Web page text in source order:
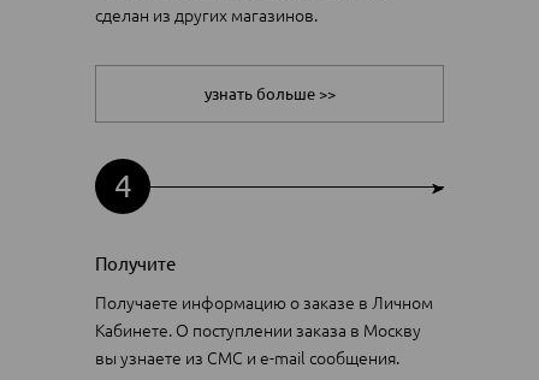
сделан из других магазинов.
узнать больше >>
4
Получите
Получаете информацию о заказе в Личном
Кабинете. О поступлении заказа в Москву
вы узнаете из СМС и e-mail сообщения.